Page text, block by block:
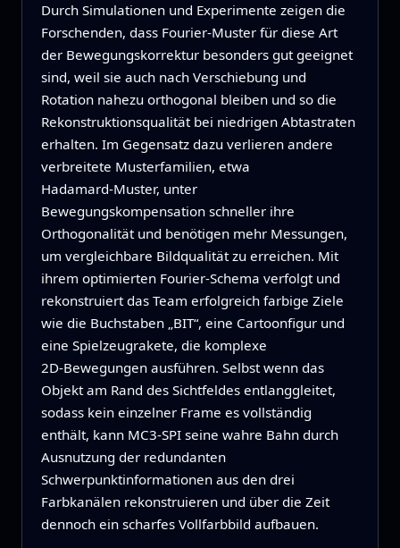
Durch Simulationen und Experimente zeigen die
Forschenden, dass Fourier‑Muster für diese Art
der Bewegungskorrektur besonders gut geeignet
sind, weil sie auch nach Verschiebung und
Rotation nahezu orthogonal bleiben und so die
Rekonstruktionsqualität bei niedrigen Abtastraten
erhalten. Im Gegensatz dazu verlieren andere
verbreitete Musterfamilien, etwa
Hadamard‑Muster, unter
Bewegungskompensation schneller ihre
Orthogonalität und benötigen mehr Messungen,
um vergleichbare Bildqualität zu erreichen. Mit
ihrem optimierten Fourier‑Schema verfolgt und
rekonstruiert das Team erfolgreich farbige Ziele
wie die Buchstaben „BIT“, eine Cartoonfigur und
eine Spielzeugrakete, die komplexe
2D‑Bewegungen ausführen. Selbst wenn das
Objekt am Rand des Sichtfeldes entlanggleitet,
sodass kein einzelner Frame es vollständig
enthält, kann MC3‑SPI seine wahre Bahn durch
Ausnutzung der redundanten
Schwerpunktinformationen aus den drei
Farbkanälen rekonstruieren und über die Zeit
dennoch ein scharfes Vollfarbbild aufbauen.